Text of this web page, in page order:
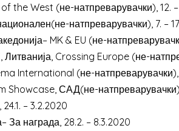
the West (не-натпреварувачки), 12. –
натпреварувачки), 7. –
MK & EU (не-
Crossing Europe (не-
International (не-натпреварувачки),
Showcase, САД(не-
– 3.2.2020
За награда, 28.2. – 8.3.2020